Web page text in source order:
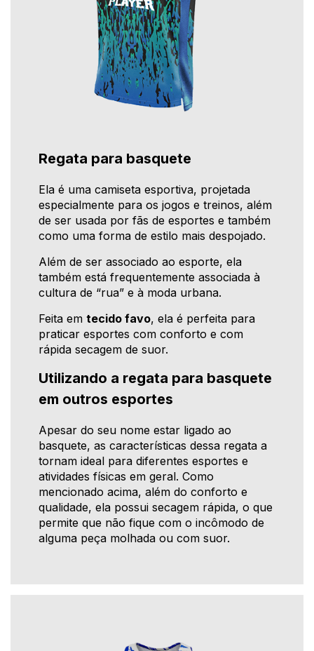
Regata para basquete
Ela é uma camiseta esportiva, projetada
especialmente para os jogos e treinos, além
de ser usada por fãs de esportes e também
como uma forma de estilo mais despojado.
Além de ser associado ao esporte, ela
também está frequentemente associada à
cultura de “rua” e à moda urbana.
Feita em tecido favo, ela é perfeita para
praticar esportes com conforto e com
rápida secagem de suor.
Utilizando a regata para basquete
em outros esportes
Apesar do seu nome estar ligado ao
basquete, as características dessa regata a
tornam ideal para diferentes esportes e
atividades físicas em geral. Como
mencionado acima, além do conforto e
qualidade, ela possui secagem rápida, o que
permite que não fique com o incômodo de
alguma peça molhada ou com suor.